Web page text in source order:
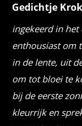
Gedichtje
ingekeerd in het
enthousiast om
in de lente, uit
om tot bloei te
bij de eerste
kleurrijk en